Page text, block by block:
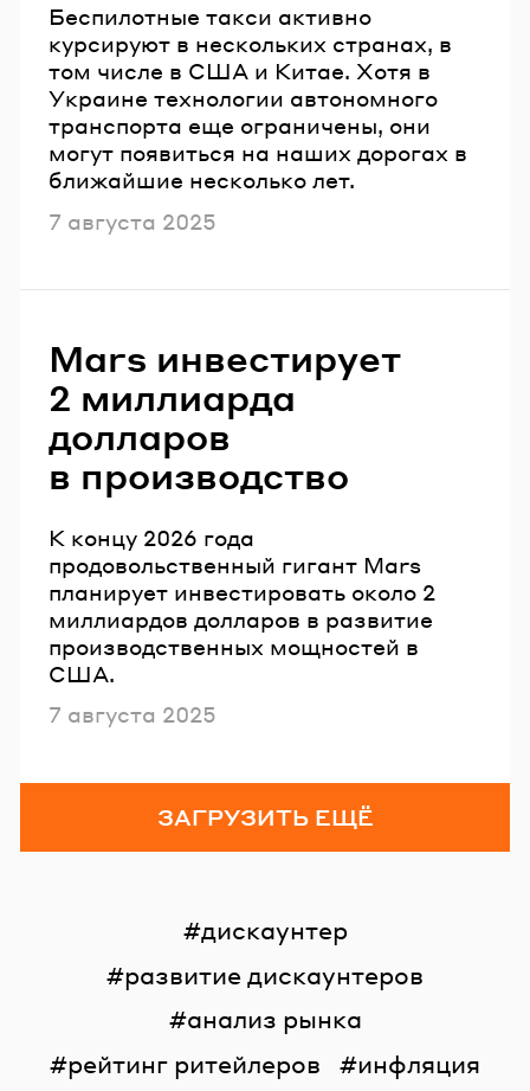
Беспилотные такси активно
курсируют в нескольких странах, в
том числе в США и Китае. Хотя в
Украине технологии автономного
транспорта еще ограничены, они
могут появиться на наших дорогах в
ближайшие несколько лет.
Опубликовано
7 августа 2025
Mars инвестирует
2 миллиарда
долларов
в производство
К концу 2026 года
продовольственный гигант Mars
планирует инвестировать около 2
миллиардов долларов в развитие
производственных мощностей в
США.
Опубликовано
7 августа 2025
ЗАГРУЗИТЬ ЕЩЁ
дискаунтер
развитие дискаунтеров
анализ рынка
рейтинг ритейлеров
инфляция